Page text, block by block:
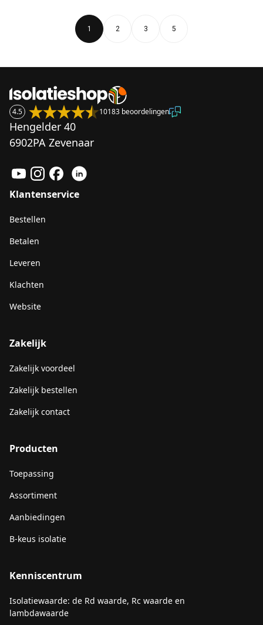
1 2 3 5
4.5 10183 beoordelingen
Hengelder 40
6902PA Zevenaar
Klantenservice
Bestellen
Betalen
Leveren
Klachten
Website
Zakelijk
Zakelijk voordeel
Zakelijk bestellen
Zakelijk contact
Producten
Toepassing
Assortiment
Aanbiedingen
B-keus isolatie
Kenniscentrum
Isolatiewaarde: de Rd waarde, Rc waarde en
lambdawaarde